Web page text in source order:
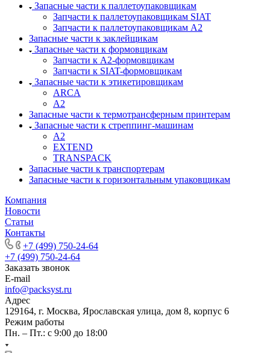
Запасные части к паллетоупаковщикам
Запчасти к паллетоупаковщикам SIAT
Запчасти к паллетоупаковщикам A2
Запасные части к заклейщикам
Запасные части к формовщикам
Запчасти к А2-формовщикам
Запчасти к SIAT-формовщикам
Запасные части к этикетировщикам
ARCA
A2
Запасные части к термотрансферным принтерам
Запасные части к стреппинг-машинам
A2
EXTEND
TRANSPACK
Запасные части к транспортерам
Запасные части к горизонтальным упаковщикам
Компания
Новости
Статьи
Контакты
+7 (499) 750-24-64
+7 (499) 750-24-64
Заказать звонок
E-mail
info@packsyst.ru
Адрес
129164, г. Москва, Ярославская улица, дом 8, корпус 6
Режим работы
Пн. – Пт.: с 9:00 до 18:00